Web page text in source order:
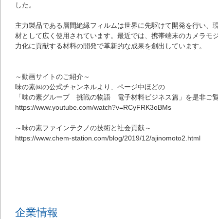
した。
主力製品である層間絶縁フィルムは世界に先駆けて開発を行い、
材として広く使用されています。最近では、携帯端末のカメラモ
力化に貢献する材料の開発で革新的な成果を創出しています。
～動画サイトのご紹介～
味の素㈱の公式チャンネルより、ページ中ほどの
「味の素グループ 挑戦の物語 電子材料ビジネス篇」を是非ご
https://www.youtube.com/watch?v=RCyFRK3oBMs
～味の素ファインテクノの技術と社会貢献～
https://www.chem-station.com/blog/2019/12/ajinomoto2.html
企業情報